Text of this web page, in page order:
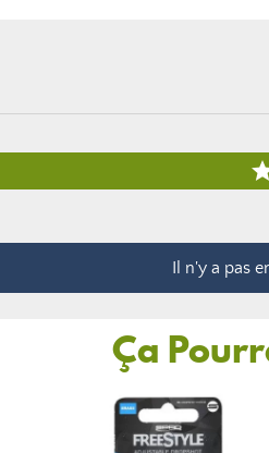
Il n'y a pas
Ça